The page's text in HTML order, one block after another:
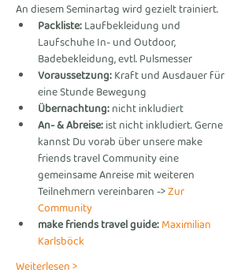
An diesem Seminartag wird gezielt trainiert.
Packliste: Laufbekleidung und
Laufschuhe In- und Outdoor,
Badebekleidung, evtl. Pulsmesser
Voraussetzung: Kraft und Ausdauer für
eine Stunde Bewegung
Übernachtung: nicht inkludiert
An- & Abreise: ist nicht inkludiert. Gerne
kannst Du vorab über unsere make
friends travel Community eine
gemeinsame Anreise mit weiteren
Teilnehmern vereinbaren -> Zur
Community
make friends travel guide: Maximilian
Karlsböck
Weiterlesen >